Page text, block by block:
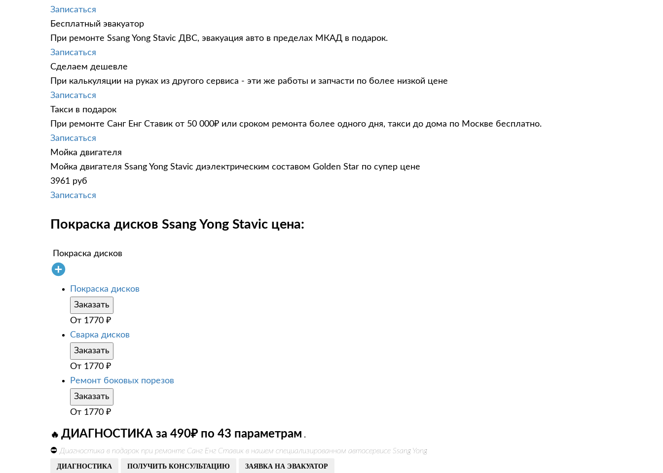
Записаться
Бесплатный эвакуатор
При ремонте Ssang Yong Stavic ДВС, эвакуация авто в пределах МКАД в подарок.
Записаться
Сделаем дешевле
При калькуляции на руках из другого сервиса - эти же работы и запчасти по более низкой цене
Записаться
Такси в подарок
При ремонте Санг Енг Ставик от 50 000₽ или сроком ремонта более одного дня, такси до дома по Москве бесплатно.
Записаться
Мойка двигателя
Мойка двигателя Ssang Yong Stavic диэлектрическим составом Golden Star по супер цене
3961 руб
Записаться
Покраска дисков Ssang Yong Stavic цена:
Покраска дисков
Покраска дисков
Заказать
От 1770 ₽
Сварка дисков
Заказать
От 1770 ₽
Ремонт боковых порезов
Заказать
От 1770 ₽
🔥 ДИАГНОСТИКА за 490₽ по 43 параметрам .
⛔ Диагностика в подарок при ремонте Санг Енг Ставик в нашем специализированном автосервисе Ssang Yong
ДИАГНОСТИКА ПОЛУЧИТЬ КОНСУЛЬТАЦИЮ ЗАЯВКА НА ЭВАКУАТОР